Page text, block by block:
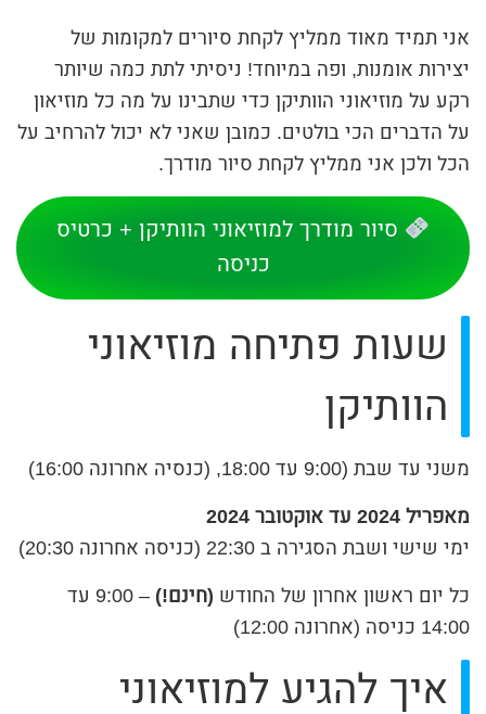
אני תמיד מאוד ממליץ לקחת סיורים למקומות של
יצירות אומנות, ופה במיוחד! ניסיתי לתת כמה שיותר
רקע על מוזיאוני הוותיקן כדי שתבינו על מה כל מוזיאון
על הדברים הכי בולטים. כמובן שאני לא יכול להרחיב על
הכל ולכן אני ממליץ לקחת סיור מודרך.
סיור מודרך למוזיאוני הוותיקן + כרטיס
כניסה
שעות פתיחה מוזיאוני
הוותיקן
משני עד שבת (9:00 עד 18:00, (כנסיה אחרונה 16:00)
מאפריל 2024 עד אוקטובר 2024
ימי שישי ושבת הסגירה ב 22:30 (כניסה אחרונה 20:30)
כל יום ראשון אחרון של החודש (חינם!)
– 9:00 עד
14:00 כניסה (אחרונה 12:00)
איך להגיע למוזיאוני